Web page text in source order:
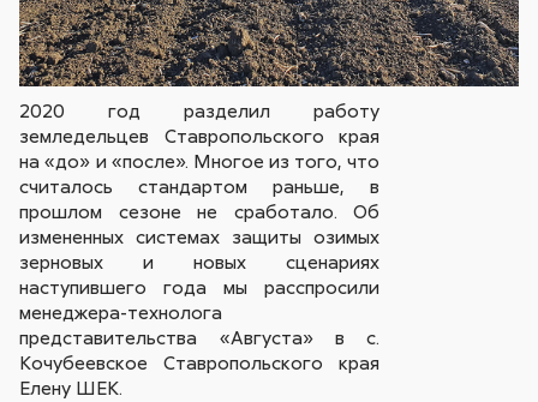
2020 год разделил работу
земледельцев Ставропольского края
на «до» и «после». Многое из того, что
считалось стандартом раньше, в
прошлом сезоне не сработало. Об
измененных системах защиты озимых
зерновых и новых сценариях
наступившего года мы расспросили
менеджера-технолога
представительства «Августа» в с.
Кочубеевское Ставропольского края
Елену ШЕК.